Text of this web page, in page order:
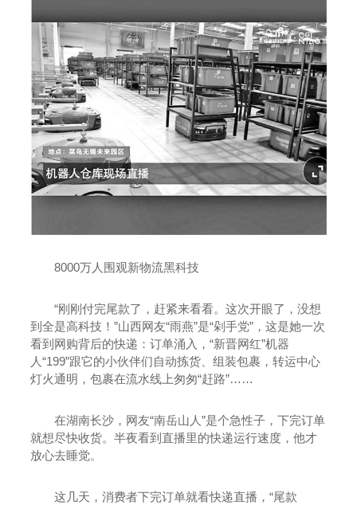
8000万人围观新物流黑科技
“刚刚付完尾款了，赶紧来看看。这次开眼了，没想
到全是高科技！”山西网友“雨燕”是“剁手党”，这是她一次
看到网购背后的快递：订单涌入，“新晋网红”机器
人“199”跟它的小伙伴们自动拣货、组装包裹，转运中心
灯火通明，包裹在流水线上匆匆“赶路”……
在湖南长沙，网友“南岳山人”是个急性子，下完订单
就想尽快收货。半夜看到直播里的快递运行速度，他才
放心去睡觉。
这几天，消费者下完订单就看快递直播，“尾款